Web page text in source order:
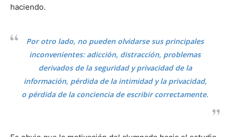
haciendo.
Por otro lado, no pueden olvidarse sus principales
inconvenientes: adicción, distracción, problemas
derivados de la seguridad y privacidad de la
información, pérdida de la intimidad y la privacidad,
o pérdida de la conciencia de escribir correctamente.